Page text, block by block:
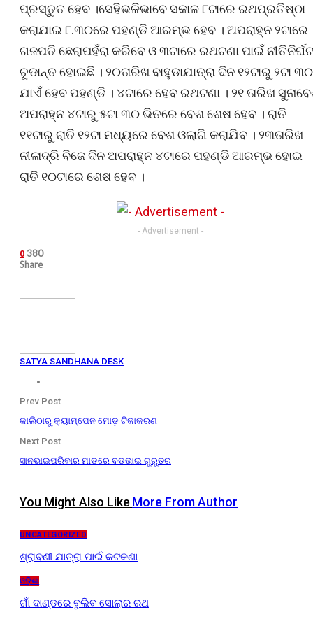
ପ୍ରସ୍ତୁତ ହେବ ।ସେହିଭଳିଭାବେ ସକାଳ ୮ଟାରେ ରଥପ୍ରତିଷ୍ଠା
କରାଯାଇ ୮.୩୦ରେ ପହଣ୍ଡି ଆରମ୍ଭ ହେବ । ଅପରାହ୍ନ ୨ଟାରେ
ଗଜପତି ଛେରାପହଁରା କରିବେ ଓ ୩ଟାରେ ରଥଟଣା ପାଇଁ ନୀତିନିର୍ଘଟ
ଚୂଡାନ୍ତ ହୋଇଛି । ୨୦ତାରିଖ ବାହୁଡାଯାତ୍ରା ଦିନ ୧୨ଟାରୁ ୨ଟା ୩୦
ଯାଏଁ ହେବ ପହଣ୍ଡି । ୪ଟାରେ ହେବ ରଥଟଣା । ୨୧ ତାରିଖ
ଅପରାହ୍ନ ୪ଟାରୁ ୫ଟା ୩୦ ଭିତରେ ବେଶ ଶେଷ ହେବ । ରାତି
୧୧ଟାରୁ ରାତି ୧୨ଟା ମଧ୍ୟରେ ବେଶ ଓଲାଗି କରାଯିବ । ୨୩ତାରିଖ
ନୀଳାଦ୍ରି ବିଜେ ଦିନ ଅପରାହ୍ନ ୪ଟାରେ ପହଣ୍ଡି ଆରମ୍ଭ ହୋଇ
ରାତି ୧୦ଟାରେ ଶେଷ ହେବ ।
- Advertisement -
0 380
Share
SATYA SANDHANA DESK
Prev Post
କାଲିଠାରୁ କ୍ୟାମ୍ପେନ ମୋଡ଼ ଟିକାକରଣ
Next Post
ସାନଭାଇପରିବାର ମାଡରେ ବଡଭାଇ ଗୁରୁତର
You Might Also Like More From Author
UNCATEGORIZED
ଶ୍ରାବଣୀ ଯାତ୍ରା ପାଇଁ କଟକଣା
ଓଡ଼ିଶା
ଗାଁ ଦାଣ୍ଡରେ ବୁଲିବ ସୋଲାର ରଥ